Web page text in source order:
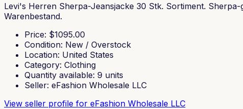
Levi's Herren Sherpa-Jeansjacke 30 Stk. Sortiment.
Warenbestand.
Price: $1095.00
Condition: New / Overstock
Location: United States
Category: Clothing
Quantity available: 9 units
Seller: eFashion Wholesale LLC
View seller profile for eFashion Wholesale LLC